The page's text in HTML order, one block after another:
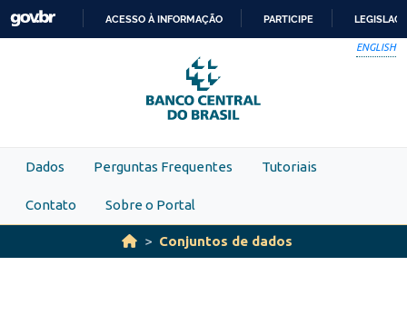
Skip to main content
PARA
O
CONTEÚDO
ACESSO À INFORMAÇÃO PARTICIPE
ENGLISH
Dados Perguntas Frequentes Tutoriais
Contato Sobre o Portal
Conjuntos de dados